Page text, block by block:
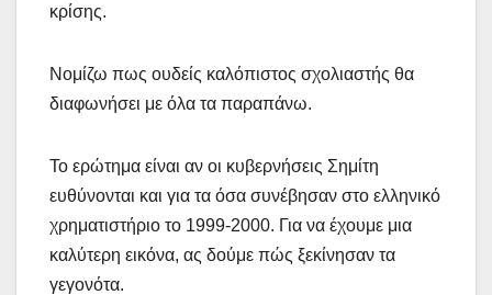
κρίσης.
Νομίζω πως ουδείς καλόπιστος σχολιαστής θα
διαφωνήσει με όλα τα παραπάνω.
Το ερώτημα είναι αν οι κυβερνήσεις Σημίτη
ευθύνονται και για τα όσα συνέβησαν στο ελληνικό
χρηματιστήριο το 1999-2000. Για να έχουμε μια
καλύτερη εικόνα, ας δούμε πώς ξεκίνησαν τα
γεγονότα.